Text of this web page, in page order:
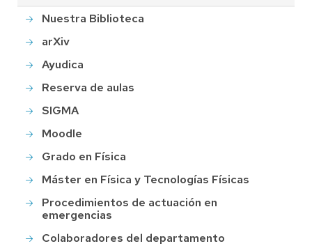
Nuestra Biblioteca
arXiv
Ayudica
Reserva de aulas
SIGMA
Moodle
Grado en Física
Máster en Física y Tecnologías Físicas
Procedimientos de actuación en
emergencias
Colaboradores del departamento